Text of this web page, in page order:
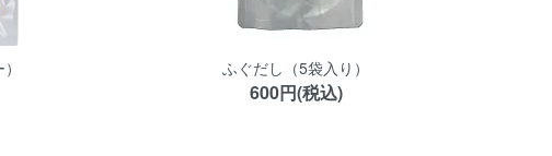
ふぐだし（5袋入り）
600円(税込)